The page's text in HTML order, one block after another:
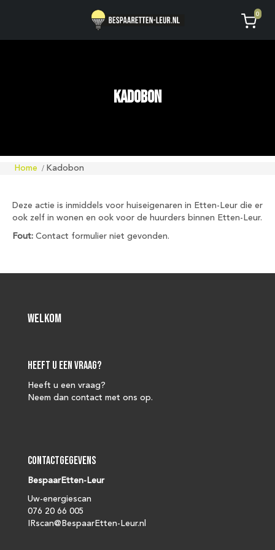
Geen code ontvangen of kwijt?
AVG
Kadobon
Home Kadobon
Deze actie is inmiddels voor huiseigenaren in Etten-Leur die er
ook zelf in wonen en ook voor de huurders binnen Etten-Leur.
Fout: Contact formulier niet gevonden.
Welkom
Heeft u een vraag?
Heeft u een vraag?
Neem dan contact met ons op.
Contactgegevens
BespaarEtten-Leur
Uw-energiescan
076 20 66 005
IRscan@BespaarEtten-Leur.nl
0